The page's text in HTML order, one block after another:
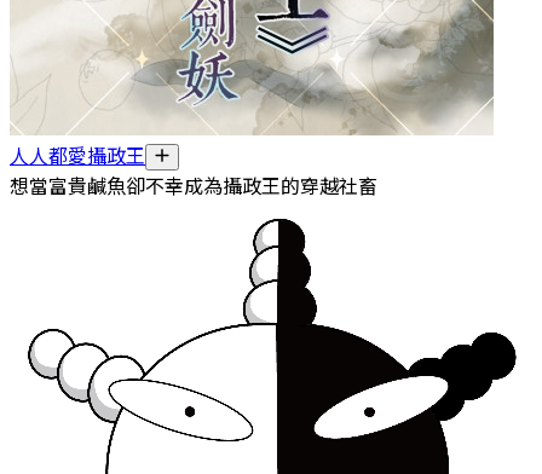
人人都愛攝政王
想當富貴鹹魚卻不幸成為攝政王的穿越社畜